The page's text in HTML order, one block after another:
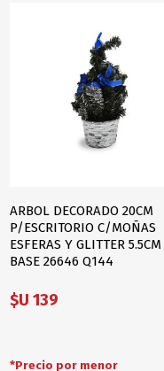
ARBOL DECORADO 20CM
P/ESCRITORIO C/MOÑAS
ESFERAS Y GLITTER 5.5CM
BASE 26646 Q144
$U 139
*Precio por menor